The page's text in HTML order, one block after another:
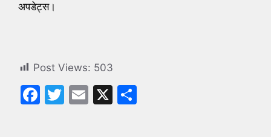
अपडेट्स।
Post Views: 503
F
T
E
X